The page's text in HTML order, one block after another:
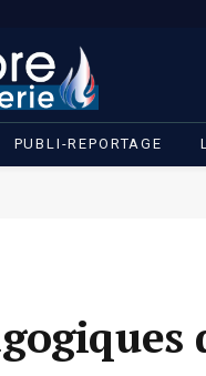
PUBLI-REPORTAGE